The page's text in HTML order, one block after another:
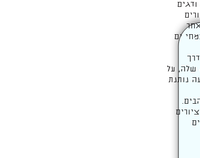
ים
שלה, על
נותנת